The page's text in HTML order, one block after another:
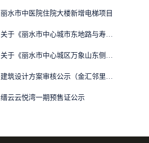
· 丽水市中医院住院大楼新增电梯项目
· 缙云云悦湾一期预售证公示